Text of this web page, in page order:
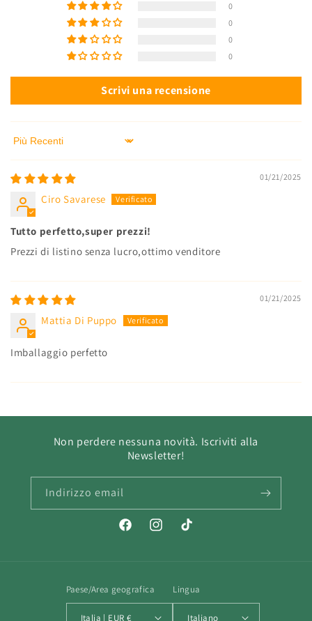
0
0
0
0
Scrivi una recensione
Sort by
01/21/2025
Ciro Savarese
Tutto perfetto,super prezzi!
Prezzi di listino senza lucro,ottimo venditore
01/21/2025
Mattia Di Puppo
Imballaggio perfetto
Non perdere nessuna novità. Iscriviti alla
Newsletter!
Indirizzo email
FacebookInstagramTikTok
Paese/Area geografica
Italia | EUR €
Lingua
Italiano